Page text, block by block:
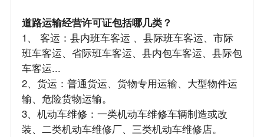
道路运输经营许可证包括哪几类？
1、 客运：县内班车客运 、县际班车客运、市际
班车客运、省际班车客运、县内包车客运、县际包
车客运...
2、货运：普通货运、货物专用运输、大型物件运
输、危险货物运输。
3、机动车维修：一类机动车维修车辆制造或改
装、二类机动车维修厂、三类机动车维修店。